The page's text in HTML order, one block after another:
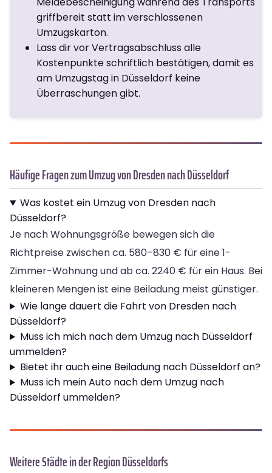
griffbereit statt im verschlossenen
Umzugskarton.
Lass dir vor Vertragsabschluss alle
Kostenpunkte schriftlich bestätigen, damit es
am Umzugstag in Düsseldorf keine
Überraschungen gibt.
Häufige Fragen zum Umzug von Dresden nach Düsseldorf
Was kostet ein Umzug von Dresden nach
Düsseldorf?
Je nach Wohnungsgröße bewegen sich die
Richtpreise zwischen ca. 580–830 € für eine 1-
Zimmer-Wohnung und ab ca. 2240 € für ein Haus. Bei
kleineren Mengen ist eine Beiladung meist günstiger.
Wie lange dauert die Fahrt von Dresden nach
Düsseldorf?
Muss ich mich nach dem Umzug nach Düsseldorf
ummelden?
Bietet ihr auch eine Beiladung nach Düsseldorf an?
Muss ich mein Auto nach dem Umzug nach
Düsseldorf ummelden?
Weitere Städte in der Region Düsseldorfs